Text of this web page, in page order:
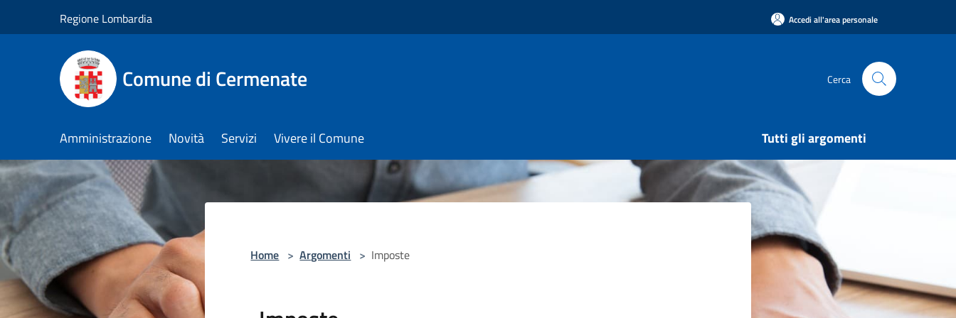
Regione Lombardia Accedi all'area personale
Comune di Cermenate Cerca
Amministrazione Novità Servizi Vivere il Comune Tutti gli argomenti
Home > Argomenti > Imposte